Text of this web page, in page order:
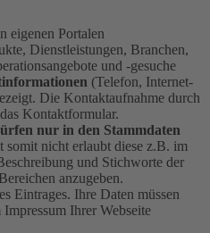
eigenen Portalen
Dienstleistungen, Branchen,
und -gesuche
(Telefon, Internet-
Die Kontaktaufnahme durch
Kontaktformular.
nur in den Stammdaten
somit nicht erlaubt diese z.B. im
und Stichworte der
anzugeben.
Eintrages. Ihre Daten müssen
Ihrer Webseite